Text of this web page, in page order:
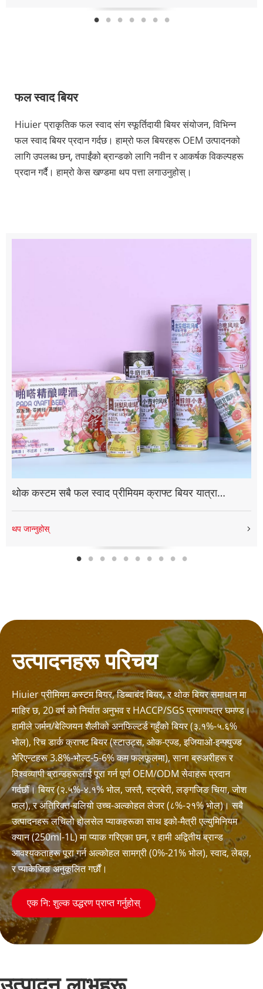
फल स्वाद बियर
Hiuier प्राकृतिक फल स्वाद संग स्फूर्तिदायी बियर संयोजन, विभिन्न
फल स्वाद बियर प्रदान गर्दछ। हाम्रो फल बियरहरू OEM उत्पादनको
लागि उपलब्ध छन्, तपाईंको ब्रान्डको लागि नवीन र आकर्षक विकल्पहरू
प्रदान गर्दै। हाम्रो केस खण्डमा थप पत्ता लगाउनुहोस्।
थोक कस्टम सबै फल स्वाद प्रीमियम क्राफ्ट बियर यात्रा
थप जान्नुहोस्
उत्पादनहरू परिचय
Hiuier प्रीमियम कस्टम बियर, डिब्बाबंद बियर, र थोक बियर समाधान मा
माहिर छ, 20 वर्ष को निर्यात अनुभव र HACCP/SGS प्रमाणपत्र घमण्ड।
हामीले जर्मन/बेल्जियन शैलीको अनफिल्टर्ड गहुँको बियर (३.१%-५.६%
भोल), रिच डार्क क्राफ्ट बियर (स्टाउट्स, ओक-एज्ड, इजियाओ-इन्फ्युज्ड
भेरिएन्टहरू 3.8%-भोल्ट-5-6% कम फलफूलमा), साना ब्रुअरीहरू र
विश्वव्यापी ब्रान्डहरूलाई पूरा गर्न पूर्ण OEM/ODM सेवाहरू प्रदान
गर्दछौं। बियर (२.५%-४.१% भोल, जस्तै, स्ट्रबेरी, लङ्गजिङ चिया, जोश
फल), र अतिरिक्त-बलियो उच्च-अल्कोहल लेजर (८%-२१% भोल)। सबै
उत्पादनहरू लचिलो होलसेल प्याकहरूका साथ इको-मैत्री एल्युमिनियम
क्यान (250ml-1L) मा प्याक गरिएका छन्, र हामी अद्वितीय ब्रान्ड
आवश्यकताहरू पूरा गर्न अल्कोहल सामग्री (0%-21% भोल), स्वाद, लेबल,
र प्याकेजिङ अनुकूलित गर्छौं।
एक नि: शुल्क उद्धरण प्राप्त गर्नुहोस्